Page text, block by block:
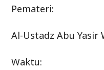
Pemateri:
Waktu: